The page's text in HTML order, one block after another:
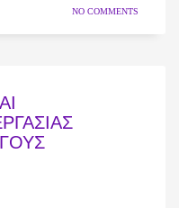
NO COMMENTS